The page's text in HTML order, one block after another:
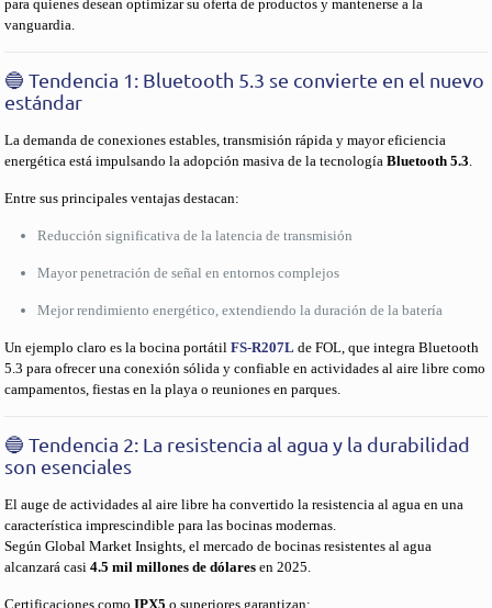
para quienes desean optimizar su oferta de productos y mantenerse a la
vanguardia.
🔵 Tendencia 1: Bluetooth 5.3 se convierte en el nuevo
estándar
La demanda de conexiones estables, transmisión rápida y mayor eficiencia
energética está impulsando la adopción masiva de la tecnologíaBluetooth 5.3.
Entre sus principales ventajas destacan:
Reducción significativa de la latencia de transmisión
Mayor penetración de señal en entornos complejos
Mejor rendimiento energético, extendiendo la duración de la batería
Un ejemplo claro es la bocina portátilFS-R207L de FOL, que integra Bluetooth
5.3 para ofrecer una conexión sólida y confiable en actividades al aire libre como
campamentos, fiestas en la playa o reuniones en parques.
🔵 Tendencia 2: La resistencia al agua y la durabilidad
son esenciales
El auge de actividades al aire libre ha convertido la resistencia al agua en una
característica imprescindible para las bocinas modernas.
Según Global Market Insights, el mercado de bocinas resistentes al agua
alcanzará casi4.5 mil millones de dólares en 2025.
Certificaciones comoIPX5 o superiores garantizan: